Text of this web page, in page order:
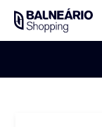
content